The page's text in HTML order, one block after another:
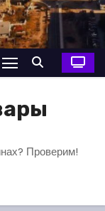
Проверим!